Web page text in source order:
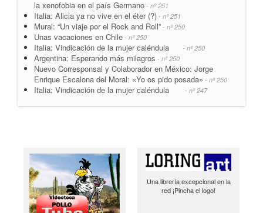
la xenofobia en el país Germano - nº 251
Italia: Alicia ya no vive en el éter (?) - nº 251
Mural: “Un viaje por el Rock and Roll” - nº 250
Unas vacaciones en Chile - nº 250
Italia: Vindicación de la mujer caléndula - nº 250
Argentina: Esperando más milagros - nº 250
Nuevo Corresponsal y Colaborador en México: Jorge
Enrique Escalona del Moral: «Yo os pido posada» - nº 250
Italia: Vindicación de la mujer caléndula - nº 247
Una librería excepcional en la
red ¡Pincha el logo!